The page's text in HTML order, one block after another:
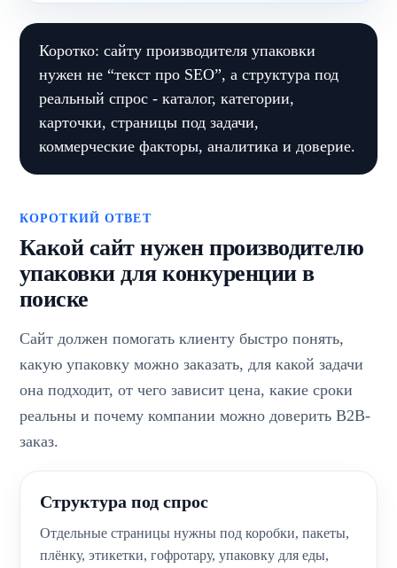
Коротко: сайту производителя упаковки
нужен не “текст про SEO”, а структура под
реальный спрос - каталог, категории,
карточки, страницы под задачи,
коммерческие факторы, аналитика и доверие.
КОРОТКИЙ ОТВЕТ
Какой сайт нужен производителю
упаковки для конкуренции в
поиске
Сайт должен помогать клиенту быстро понять,
какую упаковку можно заказать, для какой задачи
она подходит, от чего зависит цена, какие сроки
реальны и почему компании можно доверить B2B-
заказ.
Структура под спрос
Отдельные страницы нужны под коробки, пакеты,
плёнку, этикетки, гофротару, упаковку для еды,